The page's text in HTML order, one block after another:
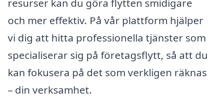
resurser kan du göra flytten smidigare
och mer effektiv. På vår plattform hjälper
vi dig att hitta professionella tjänster som
specialiserar sig på företagsflytt, så att du
kan fokusera på det som verkligen räknas
– din verksamhet.